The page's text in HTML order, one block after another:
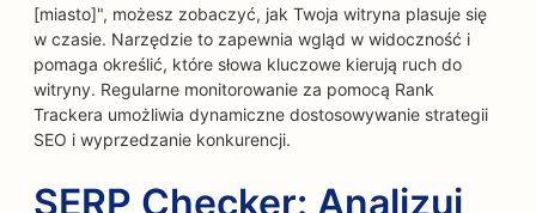
[miasto]", możesz zobaczyć, jak Twoja witryna plasuje się
w czasie. Narzędzie to zapewnia wgląd w widoczność i
pomaga określić, które słowa kluczowe kierują ruch do
witryny. Regularne monitorowanie za pomocą Rank
Trackera umożliwia dynamiczne dostosowywanie strategii
SEO i wyprzedzanie konkurencji.
SERP Checker: Analizuj